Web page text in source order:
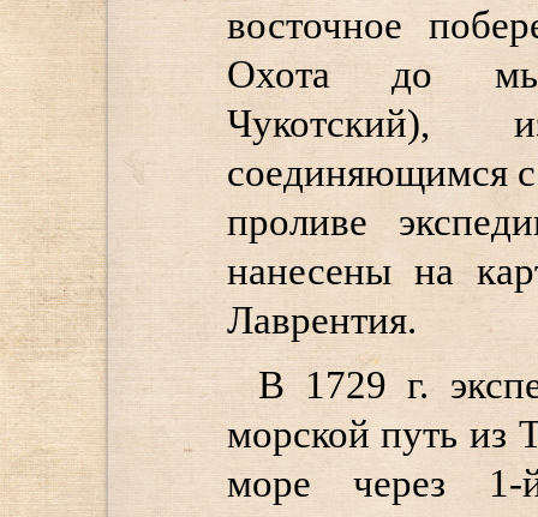
восточное
Охота до
Чукотский),
соединяющимся
проливе
нанесены на
Лаврентия.
В 1729 г.
морской путь из
море через 1-